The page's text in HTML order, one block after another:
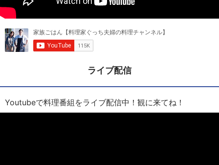
ライブ配信
Youtubeで料理番組をライブ配信中！観に来てね！